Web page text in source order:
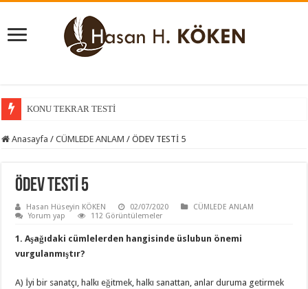
KONU TEKRAR TESTİ
KONU KAVRAMA TESTİ
Anasayfa / CÜMLEDE ANLAM / ÖDEV TESTİ 5
ÖDEV TESTİ 5
Hasan Hüseyin KÖKEN 02/07/2020
CÜMLEDE ANLAM
Yorum yap
112 Görüntülemeler
1. Aşağıdaki cümlelerden hangisinde üslubun önemi
vurgulanmıştır?
A) İyi bir sanatçı, halkı eğitmek, halkı sanattan, anlar duruma getirmek